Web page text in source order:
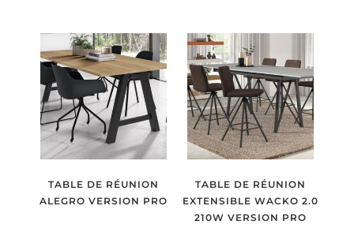
TABLE DE RÉUNION
ALEGRO VERSION PRO
TABLE DE RÉUNION
EXTENSIBLE WACKO 2.0
210W VERSION PRO